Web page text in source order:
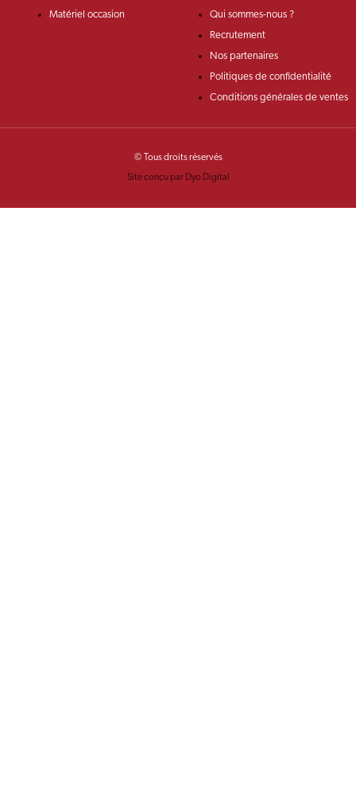
Matériel occasion
Qui sommes-nous ?
Recrutement
Nos partenaires
Politiques de confidentialité
Conditions générales de ventes
© Tous droits réservés
Site conçu par Dyo Digital